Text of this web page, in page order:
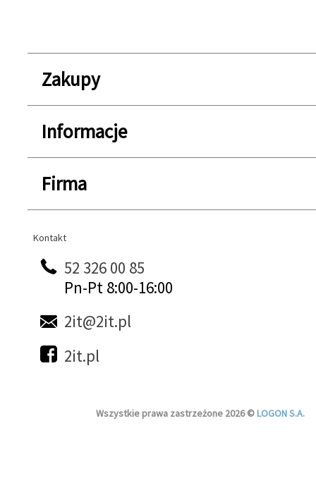
Zakupy
Informacje
Firma
Kontakt
Kontakt
52 326 00 85
Pn-Pt 8:00-16:00
2it@2it.pl
2it.pl
Wszystkie prawa zastrzeżone 2026 ©LOGON S.A.